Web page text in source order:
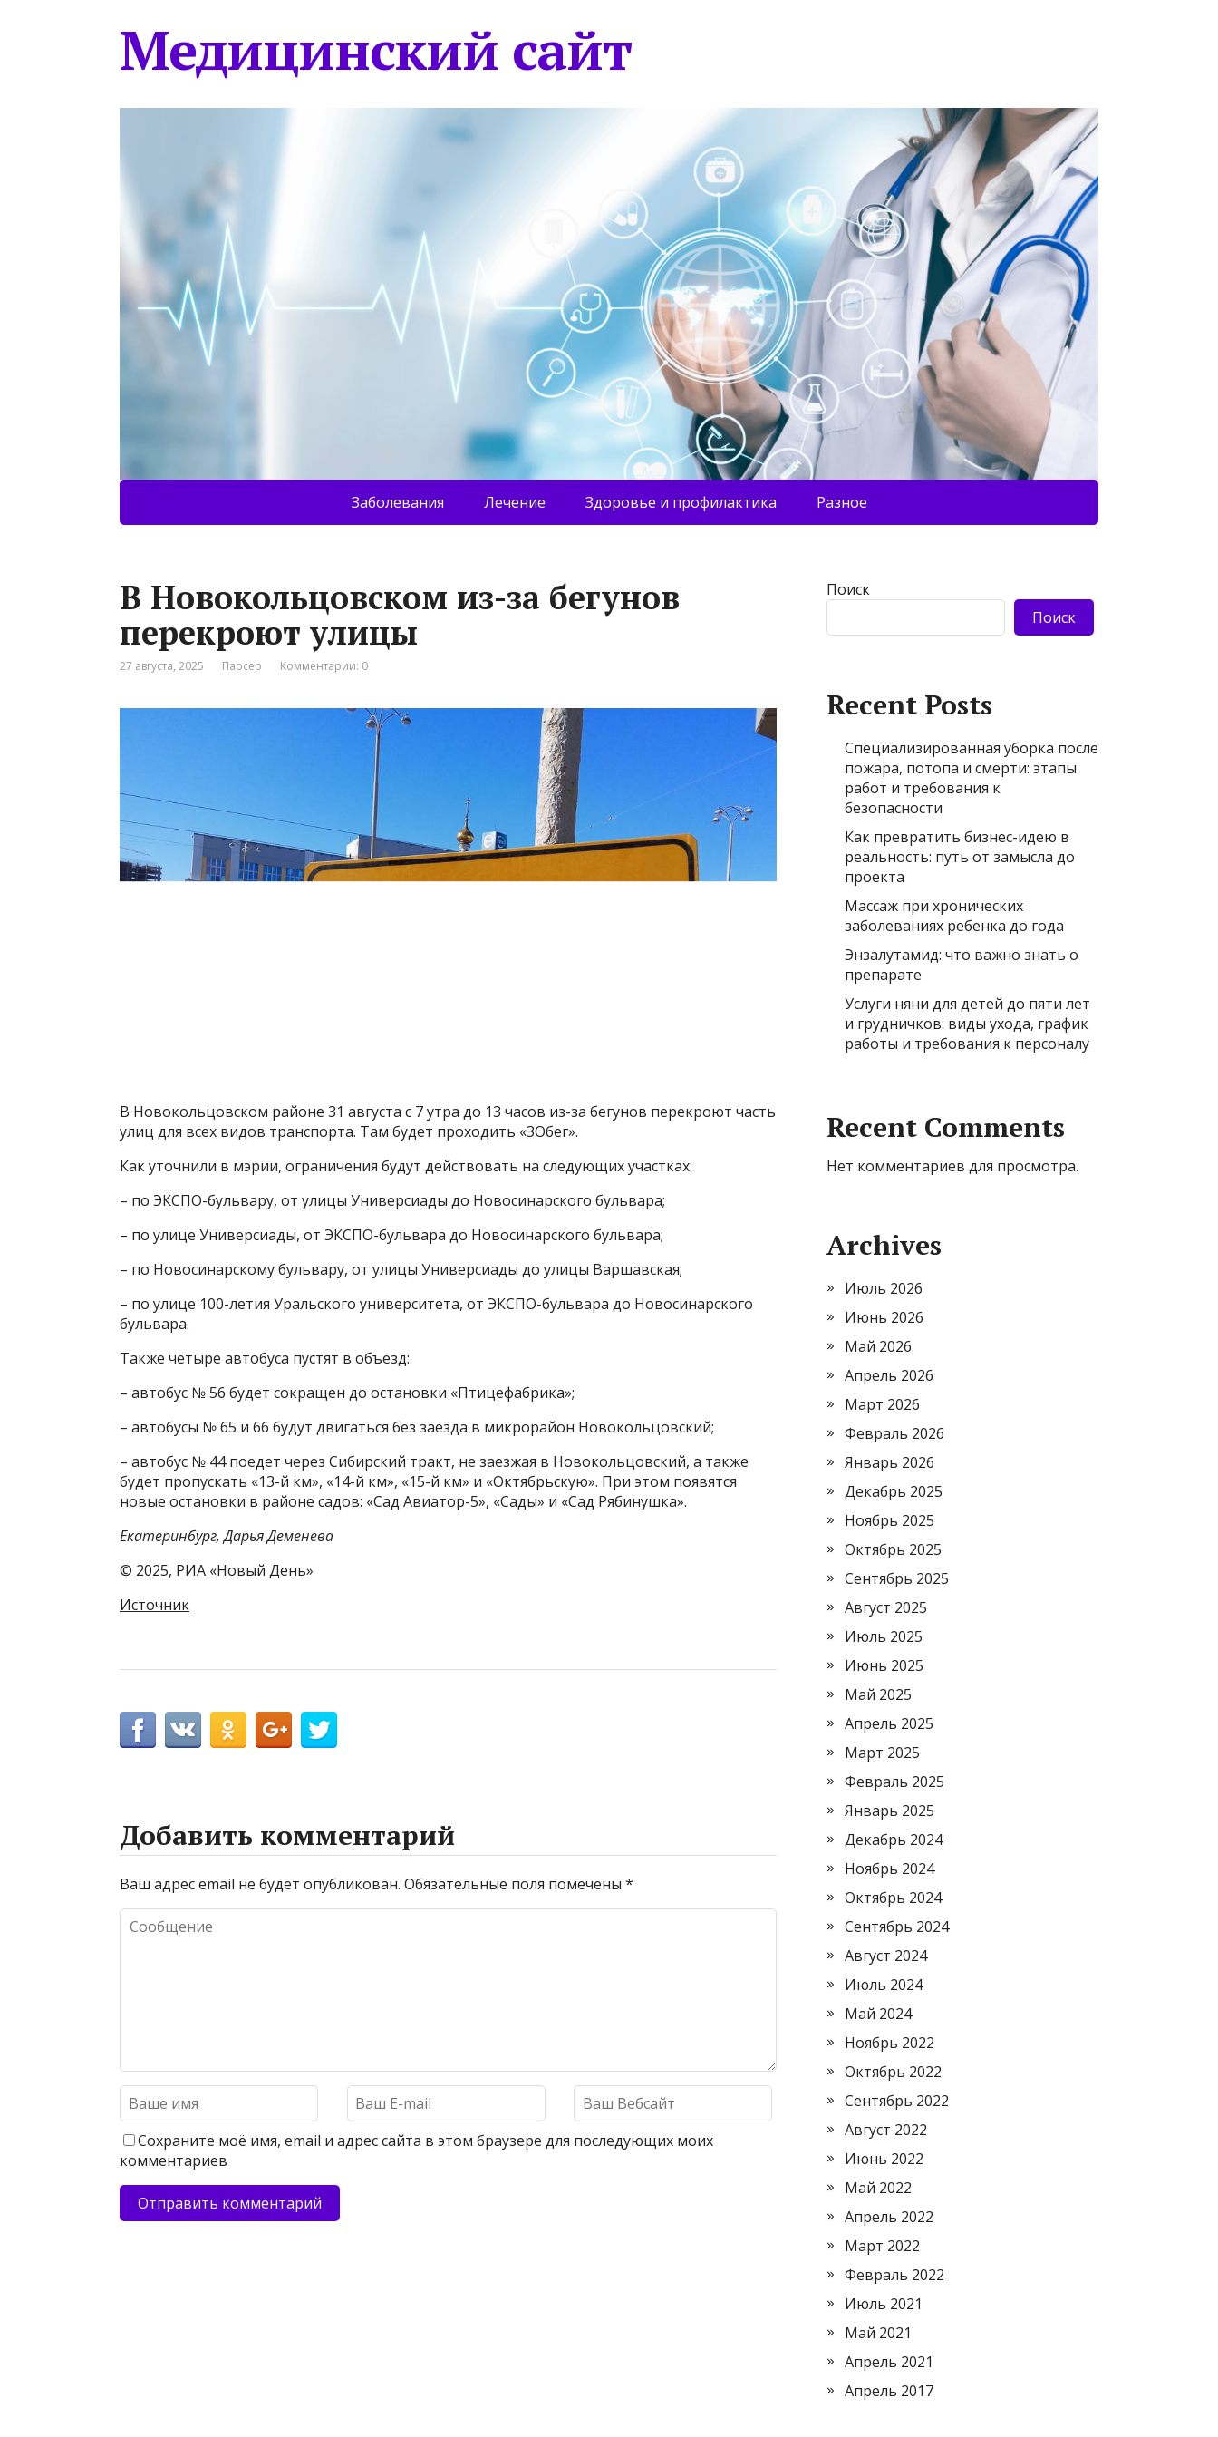
Медицинский сайт
Заболевания Лечение Здоровье и профилактика Разное
В Новокольцовском из-за бегунов
перекроют улицы
27 августа, 2025 Парсер Комментарии: 0
В Новокольцовском районе 31 августа с 7 утра до 13 часов из-за бегунов перекроют часть
улиц для всех видов транспорта. Там будет проходить «ЗОбег».
Как уточнили в мэрии, ограничения будут действовать на следующих участках:
– по ЭКСПО-бульвару, от улицы Универсиады до Новосинарского бульвара;
– по улице Универсиады, от ЭКСПО-бульвара до Новосинарского бульвара;
– по Новосинарскому бульвару, от улицы Универсиады до улицы Варшавская;
– по улице 100-летия Уральского университета, от ЭКСПО-бульвара до Новосинарского
бульвара.
Также четыре автобуса пустят в объезд:
– автобус № 56 будет сокращен до остановки «Птицефабрика»;
– автобусы № 65 и 66 будут двигаться без заезда в микрорайон Новокольцовский;
– автобус № 44 поедет через Сибирский тракт, не заезжая в Новокольцовский, а также
будет пропускать «13-й км», «14-й км», «15-й км» и «Октябрьскую». При этом появятся
новые остановки в районе садов: «Сад Авиатор-5», «Сады» и «Сад Рябинушка».
Екатеринбург, Дарья Деменева
© 2025, РИА «Новый День»
Источник
Добавить комментарий
Ваш адрес email не будет опубликован. Обязательные поля помечены *
Сохраните моё имя, email и адрес сайта в этом браузере для последующих моих
комментариев
Поиск
Поиск
Recent Posts
Специализированная уборка после
пожара, потопа и смерти: этапы
работ и требования к
безопасности
Как превратить бизнес-идею в
реальность: путь от замысла до
проекта
Массаж при хронических
заболеваниях ребенка до года
Энзалутамид: что важно знать о
препарате
Услуги няни для детей до пяти лет
и грудничков: виды ухода, график
работы и требования к персоналу
Recent Comments
Нет комментариев для просмотра.
Archives
Июль 2026
Июнь 2026
Май 2026
Апрель 2026
Март 2026
Февраль 2026
Январь 2026
Декабрь 2025
Ноябрь 2025
Октябрь 2025
Сентябрь 2025
Август 2025
Июль 2025
Июнь 2025
Май 2025
Апрель 2025
Март 2025
Февраль 2025
Январь 2025
Декабрь 2024
Ноябрь 2024
Октябрь 2024
Сентябрь 2024
Август 2024
Июль 2024
Май 2024
Ноябрь 2022
Октябрь 2022
Сентябрь 2022
Август 2022
Июнь 2022
Май 2022
Апрель 2022
Март 2022
Февраль 2022
Июль 2021
Май 2021
Апрель 2021
Апрель 2017